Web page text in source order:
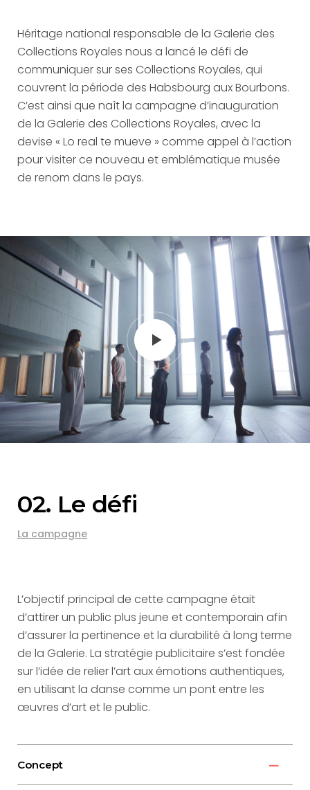
Héritage national responsable de la Galerie des
Collections Royales nous a lancé le défi de
communiquer sur ses Collections Royales, qui
couvrent la période des Habsbourg aux Bourbons.
C’est ainsi que naît la campagne d’inauguration
de la Galerie des Collections Royales, avec la
devise « Lo real te mueve » comme appel à l’action
pour visiter ce nouveau et emblématique musée
de renom dans le pays.
02. Le défi
La campagne
L’objectif principal de cette campagne était
d’attirer un public plus jeune et contemporain afin
d’assurer la pertinence et la durabilité à long terme
de la Galerie. La stratégie publicitaire s’est fondée
sur l’idée de relier l’art aux émotions authentiques,
en utilisant la danse comme un pont entre les
œuvres d’art et le public.
Concept